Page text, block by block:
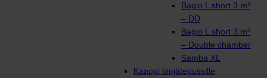
Bagio L short 3 m³
– DD
Bagio L short 3 m³
– Double chamber
Samba XL
Kaappi biojätepussille